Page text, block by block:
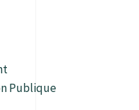
Publique